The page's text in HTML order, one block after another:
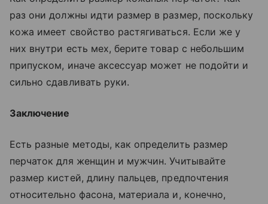
раз они должны идти размер в размер, поскольку
кожа имеет свойство растягиваться. Если же у
них внутри есть мех, берите товар с небольшим
припуском, иначе аксессуар может не подойти и
сильно сдавливать руки.
Заключение
Есть разные методы, как определить размер
перчаток для женщин и мужчин. Учитывайте
размер кистей, длину пальцев, предпочтения
относительно фасона, материала и, конечно,